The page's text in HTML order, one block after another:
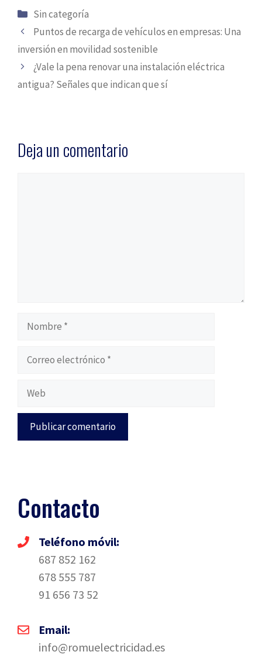
Categorías
Sin categoría
Puntos de recarga de vehículos en empresas: Una
inversión en movilidad sostenible
¿Vale la pena renovar una instalación eléctrica
antigua? Señales que indican que sí
Deja un comentario
Nombre
electrónico
Contacto
Teléfono móvil:
687 852 162
678 555 787
91 656 73 52
Email:
info@romuelectricidad.es